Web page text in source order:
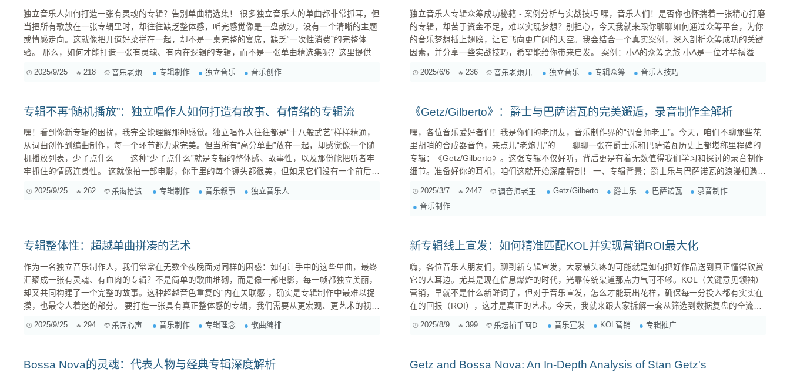
独立音乐人如何打造一张有灵魂的专辑？告别单曲精选集！ 很多独立音乐人的单曲都非常抓耳，但
当把所有歌放在一张专辑里时，却往往缺乏整体感，听完感觉像是一盘散沙，没有一个清晰的主题
或情感走向。这就像把几道好菜拼在一起，却不是一桌完整的宴席，缺乏“一次性消费”的完整体
验。 那么，如何才能打造一张有灵魂、有内在逻辑的专辑，而不是一张单曲精选集呢？这里提供一
灵魂。它可以是一个主题、一种情感、一个故事，甚至是一种独特的音乐风格。在开始创作...
2025/9/25 218 音乐老炮 专辑制作 独立音乐 音乐创作
独立音乐人专辑众筹成功秘籍 - 案例分析与实战技巧 嘿，音乐人们！是否你也怀揣着一张精心打磨
的专辑，却苦于资金不足，难以实现梦想？别担心，今天我就来跟你聊聊如何通过众筹平台，为你
的音乐梦想插上翅膀，让它飞向更广阔的天空。我会结合一个真实案例，深入剖析众筹成功的关键
因素，并分享一些实战技巧，希望能给你带来启发。 案例：小A的众筹之旅 小A是一位才华横溢的
并决心制作一张高质量的专辑。然而，对于一个没有唱片公司支持的独立音乐人来说...
2025/6/6 236 音乐老炮儿 独立音乐 专辑众筹 音乐人技巧
专辑不再“随机播放”：独立唱作人如何打造有故事、有情绪的专辑流
嘿！看到你新专辑的困扰，我完全能理解那种感觉。独立唱作人往往都是“十八般武艺”样样精通，
从词曲创作到编曲制作，每一个环节都力求完美。但当所有“高分单曲”放在一起，却感觉像一个随
机播放列表，少了点什么——这种“少了点什么”就是专辑的整体感、故事性，以及那份能把听者牢
牢抓住的情感连贯性。 这就像拍一部电影，你手里的每个镜头都很美，但如果它们没有一个前后呼
它是一个完整的艺术表达，不仅仅是几首歌的堆砌。 那么，怎么才能让你的专辑摆脱“随机播放”的
2025/9/25 262 乐海拾遗 专辑制作 音乐叙事 独立音乐人
《Getz/Gilberto》：爵士与巴萨诺瓦的完美邂逅，录音制作全解析
嘿，各位音乐爱好者们！我是你们的老朋友，音乐制作界的“调音师老王”。今天，咱们不聊那些花
里胡哨的合成器音色，来点儿“老炮儿”的——聊聊一张在爵士乐和巴萨诺瓦历史上都堪称里程碑的
专辑：《Getz/Gilberto》。这张专辑不仅好听，背后更是有着无数值得我们学习和探讨的录音制作
细节。准备好你的耳机，咱们这就开始深度解剖！ 一、专辑背景：爵士乐与巴萨诺瓦的浪漫相遇
已臻化境，而巴西的巴萨诺瓦音乐也正以其独特的魅力席卷全球。这张专辑的合作，可谓是天作
之...
2025/3/7 2447 调音师老王 Getz/Gilberto 爵士乐 巴萨诺瓦
录音制作
音乐制作
专辑整体性：超越单曲拼凑的艺术
作为一名独立音乐制作人，我们常常在无数个夜晚面对同样的困惑：如何让手中的这些单曲，最终
汇聚成一张有灵魂、有血肉的专辑？不是简单的歌曲堆砌，而是像一部电影，每一帧都独立美丽，
却又共同构建了一个完整的故事。这种超越音色重复的“内在关联感”，确实是专辑制作中最难以捉
摸，也最令人着迷的部分。 要打造一张具有真正整体感的专辑，我们需要从更宏观、更艺术的视角
来审视它。这不仅仅是技术层面的统一，更是理念和情感的贯穿。 一、确立“专辑宇宙”的核心：主
2025/9/25 294 乐匠心声 音乐制作 专辑理念 歌曲编排
新专辑线上宣发：如何精准匹配KOL并实现营销ROI最大化
嗨，各位音乐人朋友们，聊到新专辑宣发，大家最头疼的可能就是如何把好作品送到真正懂得欣赏
它的人耳边。尤其是现在信息爆炸的时代，光靠传统渠道那点力气可不够。KOL（关键意见领袖）
营销，早就不是什么新鲜词了，但对于音乐宣发，怎么才能玩出花样，确保每一分投入都有实实在
在的回报（ROI），这才是真正的艺术。今天，我就来跟大家拆解一套从筛选到数据复盘的全流
想着找谁之前，先得搞清楚你自己是谁，你的作品是给谁听的。这就像盖房子，地基不稳，再漂亮
2025/8/9 399 乐坛捕手阿D 音乐宣发 KOL营销 专辑推广
Bossa Nova的灵魂：代表人物与经典专辑深度解析
Getz and Bossa Nova: An In-Depth Analysis of Stan Getz's